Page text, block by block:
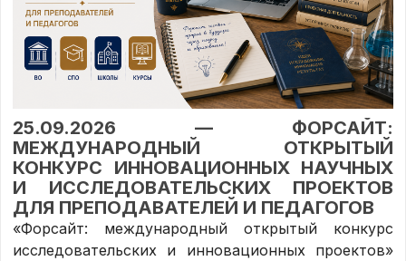
25.09.2026 — ФОРСАЙТ:
МЕЖДУНАРОДНЫЙ ОТКРЫТЫЙ
КОНКУРС ИННОВАЦИОННЫХ НАУЧНЫХ
И ИССЛЕДОВАТЕЛЬСКИХ ПРОЕКТОВ
ДЛЯ ПРЕПОДАВАТЕЛЕЙ И ПЕДАГОГОВ
«Форсайт: международный открытый конкурс
исследовательских и инновационных проектов»